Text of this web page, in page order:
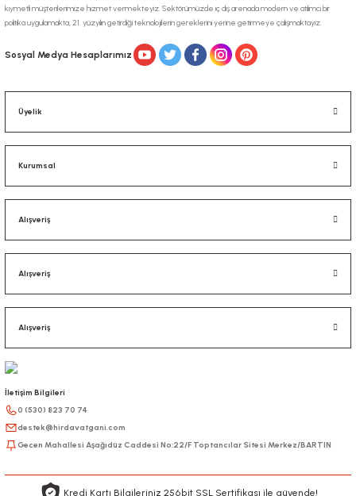
kıymetli müşterilerimize hizmet vermekteyiz. Sektörümüzde iç dış arenada modern ve atılımcı bir
politika uygulamakta, 21. yüzyılın getirdiği teknolojilerin gereklerini yerine getirmeye çalışmaktayız.
Sosyal Medya Hesaplarımız
Üyelik
Kurumsal
Alışveriş
Alışveriş
Alışveriş
İletişim Bilgileri
0 (530) 823 70 74
destek@hirdavatgani.com
Gecen Mahallesi Aşağıdüz Caddesi No:22/F Toptancılar Sitesi Merkez/BARTIN
Kredi Kartı Bilgileriniz 256bit SSL Sertifikası ile güvende!